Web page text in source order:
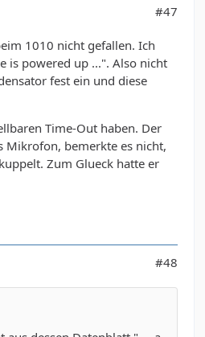
#47
1010 nicht gefallen. Ich
is powered up ...". Also nicht
fest ein und diese
Time-Out haben. Der
Mikrofon, bemerkte es nicht,
Zum Glueck hatte er
#48